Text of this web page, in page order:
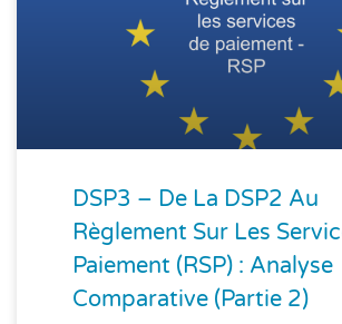
DSP3 – De La DSP2 Au
Règlement Sur Les
Paiement (RSP) : Analyse
Comparative (Partie 2)